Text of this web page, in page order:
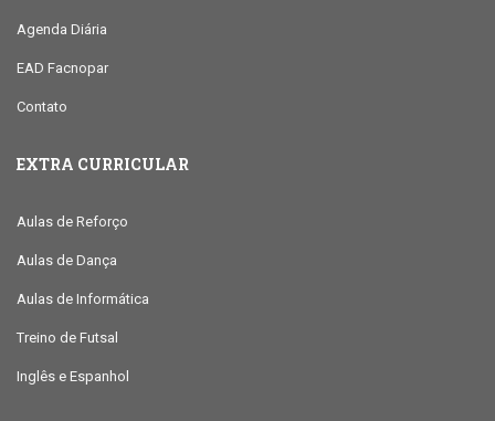
Agenda Diária
EAD Facnopar
Contato
EXTRA CURRICULAR
Aulas de Reforço
Aulas de Dança
Aulas de Informática
Treino de Futsal
Inglês e Espanhol